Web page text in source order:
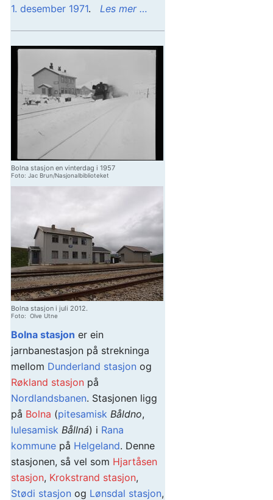
1. desember 1971. Les mer …
Bolna stasjon en vinterdag i 1957
Foto: Jac Brun/Nasjonalbiblioteket
Bolna stasjon i juli 2012.
Foto: Olve Utne
Bolna stasjon er ein
jarnbanestasjon på strekninga
mellom Dunderland stasjon og
Røkland stasjon på
Nordlandsbanen. Stasjonen ligg
på Bolna (pitesamisk Båldno,
lulesamisk Bållná) i Rana
kommune på Helgeland. Denne
stasjonen, så vel som Hjartåsen
stasjon, Krokstrand stasjon,
Stødi stasjon og Lønsdal stasjon,